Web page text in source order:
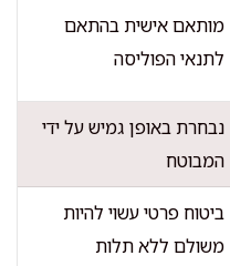
מותאם אישית בהתאם
לתנאי הפוליסה
נבחרת באופן גמיש על ידי
המבוטח
ביטוח פרטי עשוי להיות
משולם ללא תלות